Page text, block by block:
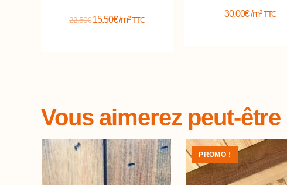
22.50€ 15.50€/m²TTC
30.00€/m²TTC
Vous aimerez peut-
PROMO !